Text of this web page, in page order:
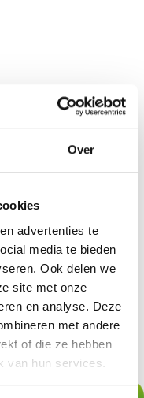
Over
advertenties te
media te bieden
Ook delen we
site met onze
en analyse. Deze
met andere
of die ze hebben
van hun services.
ook direct leverbaar met
isolatiewaarde en meer